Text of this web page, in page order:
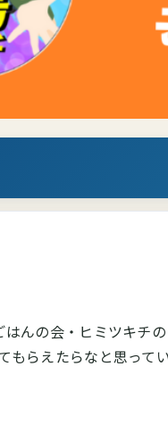
んの会・ヒミツキチ
もらえたらなと思って